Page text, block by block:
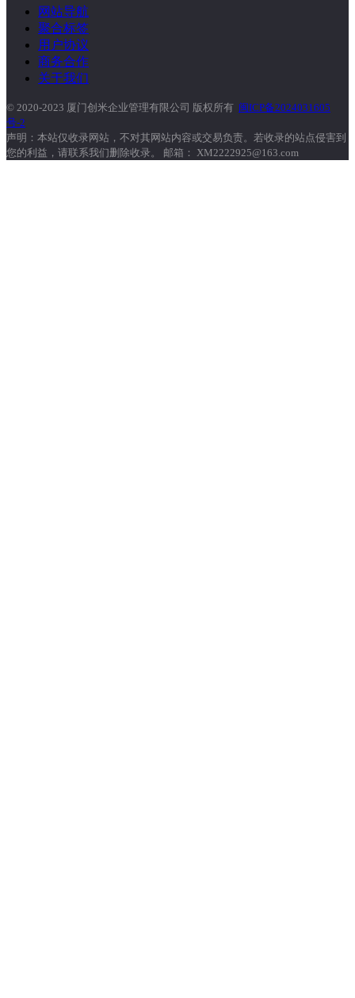
网站导航
聚合标签
用户协议
商务合作
关于我们
© 2020-2023 厦门创米企业管理有限公司 版权所有 闽ICP备2024031605
号-2
声明：本站仅收录网站，不对其网站内容或交易负责。若收录的站点侵害到
您的利益，请联系我们删除收录。 邮箱： XM2222925@163.com